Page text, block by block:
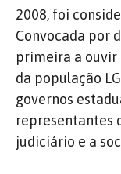
2008, foi
Convocada por
primeira a ouvir
da população
governos
representantes
judiciário e a